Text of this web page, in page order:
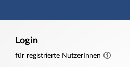
Login
für registrierte NutzerInnen